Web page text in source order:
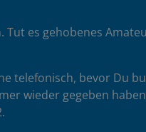
es gehobenes
telefonisch, bevor Du
wieder gegeben